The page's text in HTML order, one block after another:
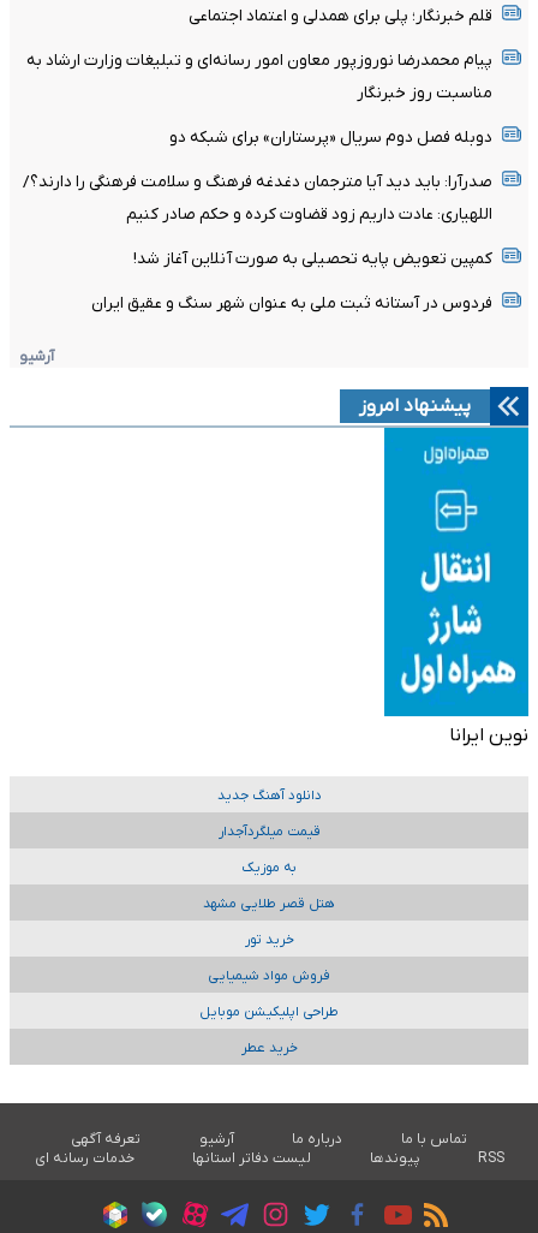
قلم خبرنگار؛ پلی برای همدلی و اعتماد اجتماعی
پیام محمدرضا نوروزپور معاون امور رسانه‌ای و تبلیغات وزارت ارشاد به
مناسبت روز خبرنگار
دوبله فصل دوم سریال «پرستاران» برای شبکه دو
صدرآرا: باید دید آیا مترجمان دغدغه فرهنگ و سلامت فرهنگی را دارند؟/
اللهیاری: عادت داریم زود قضاوت کرده و حکم صادر کنیم
کمپین تعویض پایه تحصیلی به صورت آنلاین آغاز شد!
فردوس در آستانه ثبت ملی به عنوان شهر سنگ و عقیق ایران
آرشیو
پیشنهاد امروز
نوین ایرانا
دانلود آهنگ جدید
قیمت میلگردآجدار
به موزیک
هتل قصر طلایی مشهد
خرید تور
فروش مواد شیمیایی
طراحی اپلیکیشن موبایل
خرید عطر
تماس با ما درباره ما آرشیو
تعرفه آگهی
RSS
پیوندها لیست دفاتر استانها خدمات رسانه ای